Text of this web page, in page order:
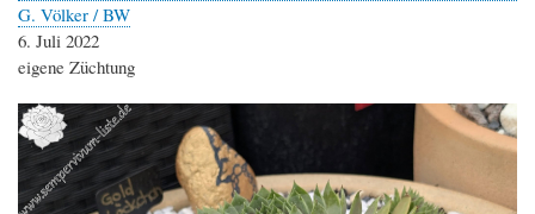
G. Völker / BW
6. Juli 2022
eigene Züchtung